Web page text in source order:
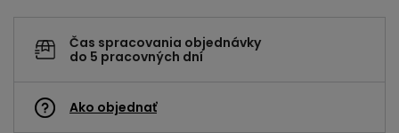
Čas spracovania objednávky
do 5 pracovných dní
Ako objednať